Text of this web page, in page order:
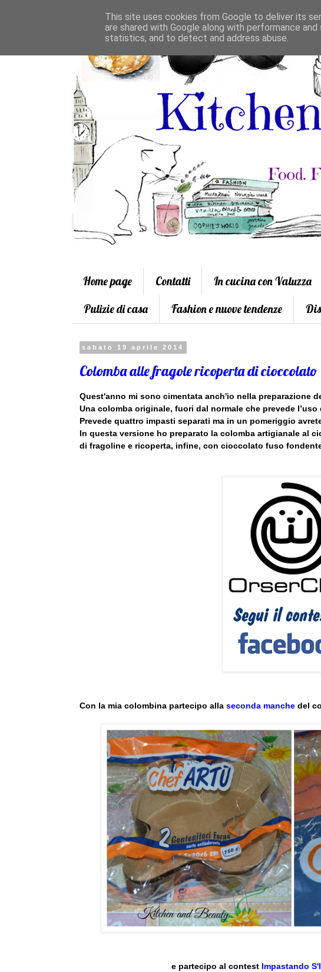
Home page Contatti In cucina con Valuzza
Pulizie di casa
Fashion e nuove tendenze
sabato 19 aprile 2014
Colomba alle fragole ricoperta di cioccolato
Quest'anno mi sono cimentata anch'io nella preparazione
Una colomba originale, fuori dal normale che prevede
Prevede quattro impasti separati ma in un pomeriggio
In questa versione ho preparato la colomba artigianale al
di fragoline e ricoperta, infine, con cioccolato fuso
Con la mia colombina partecipo alla seconda manche del
e partecipo al contest Impastando
This site uses cookies from Google to deliver its
are shared with Google along with performance
statistics, and to detect and address abuse.